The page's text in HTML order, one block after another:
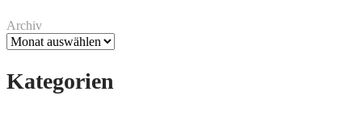
Archiv
Kategorien